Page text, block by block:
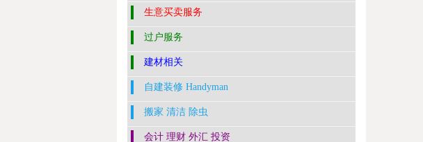
生意买卖服务
过户服务
建材相关
自建装修 Handyman
搬家 清洁 除虫
会计 理财 外汇 投资